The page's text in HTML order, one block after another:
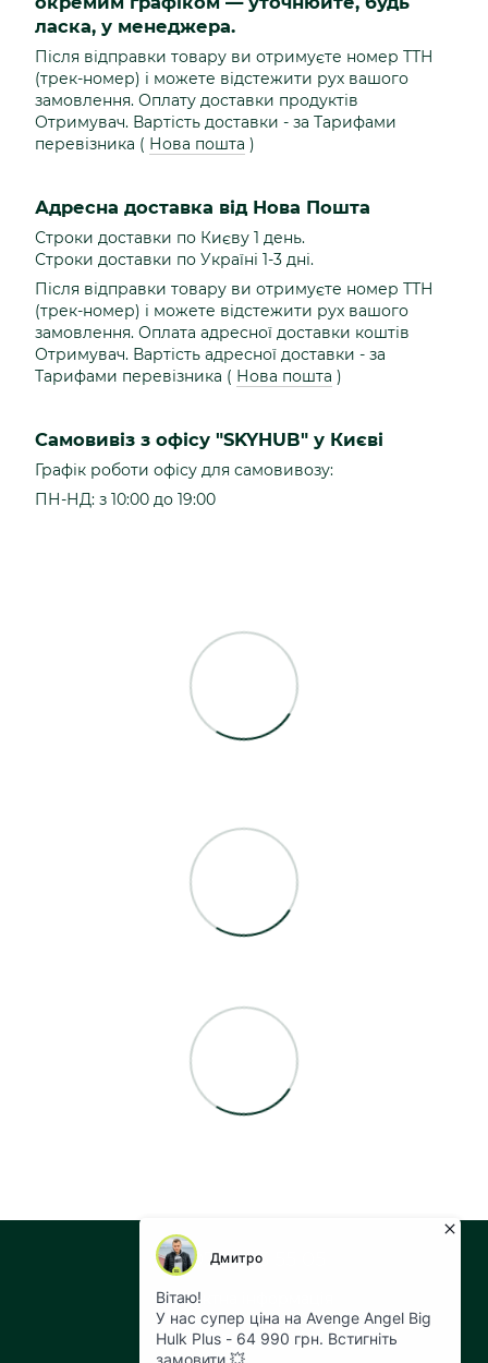
ласка, у менеджера.
Після відправки товару ви отримуєте номер ТТН
(трек-номер) і можете відстежити рух вашого
замовлення. Оплату доставки продуктів
Отримувач. Вартість доставки - за Тарифами
перевізника ( Нова пошта )
Адресна доставка від Нова Пошта
Строки доставки по Києву 1 день.
Строки доставки по Україні 1-3 дні.
Після відправки товару ви отримуєте номер ТТН
(трек-номер) і можете відстежити рух вашого
замовлення. Оплата адресної доставки коштів
Отримувач. Вартість адресної доставки - за
Тарифами перевізника ( Нова пошта )
Самовивіз з офісу "SKYHUB" у Києві
Графік роботи офісу для самовивозу:
ПН-НД: з 10:00 до 19:00
+38 073 043 55 05
Контактна інформація
Повна версія сайту